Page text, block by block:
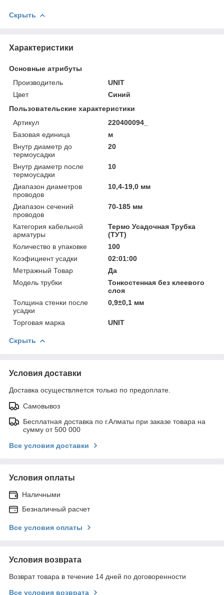
Скрыть
Характеристики
Основные атрибуты
Производитель
UNIT
Цвет
Синий
Пользовательские характеристики
Артикул
220400094_
Базовая единица
м
Внутр диаметр до
термоусадки
20
Внутр диаметр после
термоусадки
10
Диапазон диаметров
проводов
10,4-19,0 мм
Диапазон сечений
проводов
70-185 мм
Категория кабельной
арматуры
Термо Усадочная Трубка
(ТУТ)
Количество в упаковке
100
Коэфициент усадки
02:01:00
Метражный Товар
Да
Модель трубки
Тонкостенная без клеевого
слоя
Толщина стенки после
усадки
0,9±0,1 мм
Торговая марка UNIT
Скрыть
Условия доставки
Доставка осуществляется только по предоплате.
Самовывоз
Бесплатная доставка по г.Алматы при заказе товара на
сумму от 500 000
Все условия доставки
Условия оплаты
Наличными
Безналичный расчет
Все условия оплаты
Условия возврата
Возврат товара в течение 14 дней по договоренности
Все условия возврата